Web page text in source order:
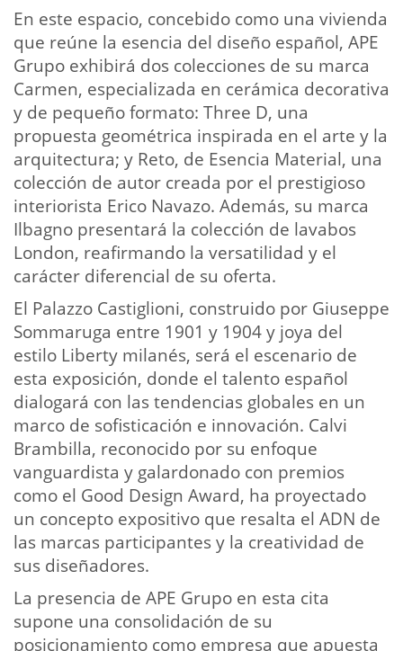
En este espacio, concebido como una vivienda
que reúne la esencia del diseño español, APE
Grupo exhibirá dos colecciones de su marca
Carmen, especializada en cerámica decorativa
y de pequeño formato: Three D, una
propuesta geométrica inspirada en el arte y la
arquitectura; y Reto, de Esencia Material, una
colección de autor creada por el prestigioso
interiorista Erico Navazo. Además, su marca
Ilbagno presentará la colección de lavabos
London, reafirmando la versatilidad y el
carácter diferencial de su oferta.
El Palazzo Castiglioni, construido por Giuseppe
Sommaruga entre 1901 y 1904 y joya del
estilo Liberty milanés, será el escenario de
esta exposición, donde el talento español
dialogará con las tendencias globales en un
marco de sofisticación e innovación. Calvi
Brambilla, reconocido por su enfoque
vanguardista y galardonado con premios
como el Good Design Award, ha proyectado
un concepto expositivo que resalta el ADN de
las marcas participantes y la creatividad de
sus diseñadores.
La presencia de APE Grupo en esta cita
supone una consolidación de su
posicionamiento como empresa que apuesta